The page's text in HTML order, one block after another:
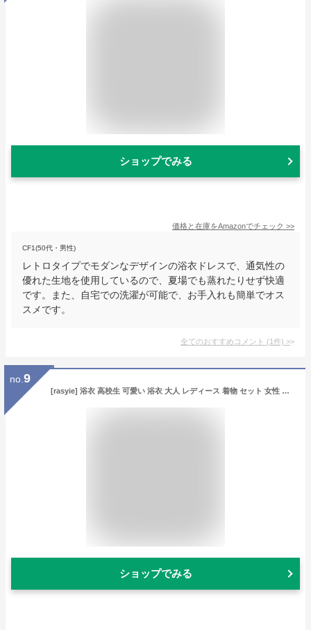
ショップでみる
価格と在庫をAmazonでチェック >>
CF1(50代・男性)
レトロタイプでモダンなデザインの浴衣ドレスで、通気性の
優れた生地を使用しているので、夏場でも蒸れたりせず快適
です。また、自宅での洗濯が可能で、お手入れも簡単でオス
スメです。
全てのおすすめコメント (1件) >
no. 9
[rasyie] 浴衣 高校生 可愛い 浴衣 大人 レディース 着物 セット 女性 水色 中学生 さくら レース 作り帯 兵児帯 ジュニア 高校生 女子会 紅葉狩り 花火大会 お花見 七五三 夏祭り 神踊り 盆踊り 着物の 写真撮影 旅館旅行 (浴衣のみ,F)
ショップでみる